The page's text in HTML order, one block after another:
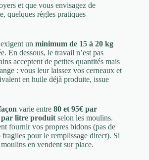
et que vous envisagez de
quelques règles pratiques
un minimum de 15 à 20 kg
En dessous, le travail n’est pas
acceptent de petites quantités mais
: vous leur laissez vos cerneaux et
en huile déjà produite, issue
varie entre 80 et 95€ par
par litre produit selon les moulins.
fournir vos propres bidons (pas de
pour le remplissage direct). Si
en vendent sur place.